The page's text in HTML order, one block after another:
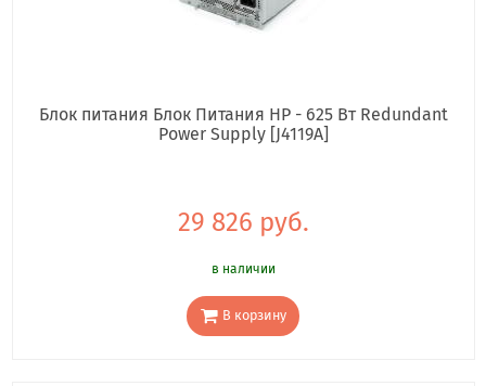
Блок питания Блок Питания HP - 625 Вт Redundant
Power Supply [J4119A]
29 826 руб.
в наличии
В корзину